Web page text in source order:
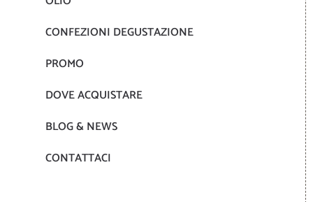
CONFEZIONI DEGUSTAZIONE
PROMO
DOVE ACQUISTARE
BLOG & NEWS
CONTATTACI